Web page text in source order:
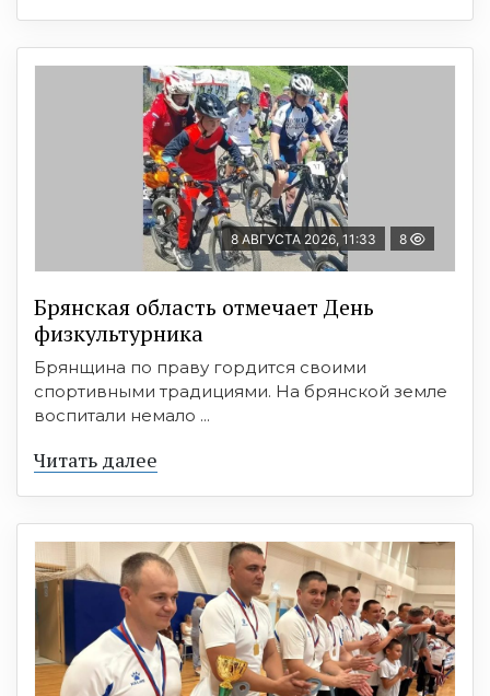
8 АВГУСТА 2026, 11:33 8
Брянская область отмечает День
физкультурника
Брянщина по праву гордится своими
спортивными традициями. На брянской земле
воспитали немало ...
Читать далее